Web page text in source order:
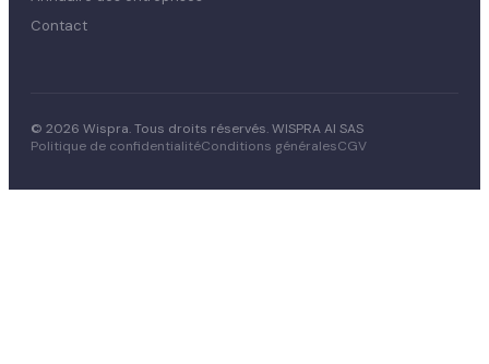
Contact
© 2026 Wispra. Tous droits réservés. WISPRA AI SAS
Politique de confidentialitéConditions généralesCGV